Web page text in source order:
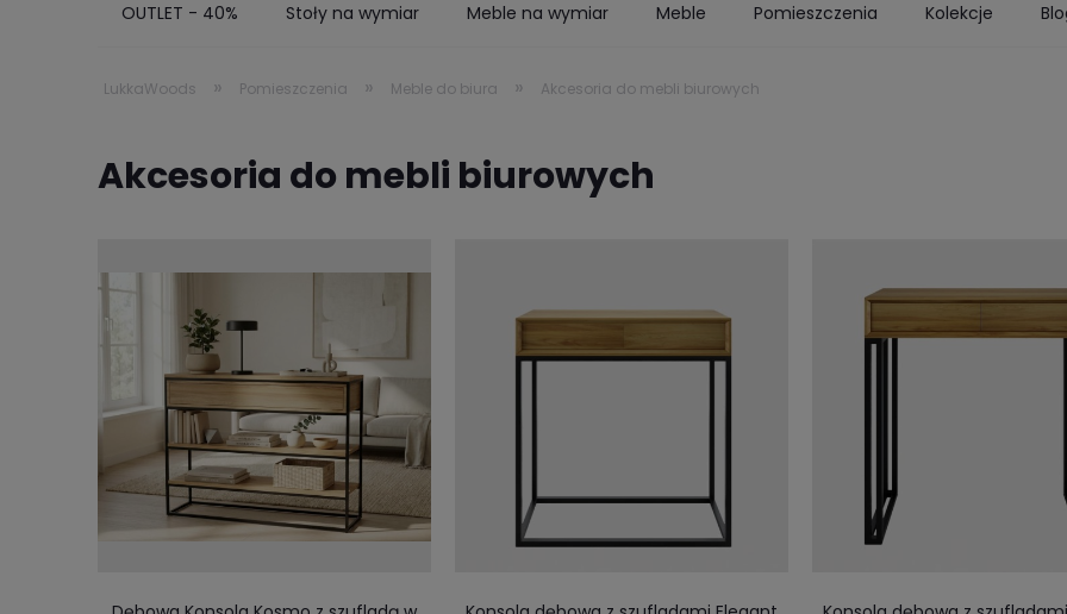
OUTLET - 40% Stoły na wymiar Meble na wymiar Meble Pomieszczenia Kolekcje
Kontakt Zamów próbki Realizacje STOLARNIA
LukkaWoods » Pomieszczenia » Meble do biura » Akcesoria do mebli biurowych
Akcesoria do mebli biurowych